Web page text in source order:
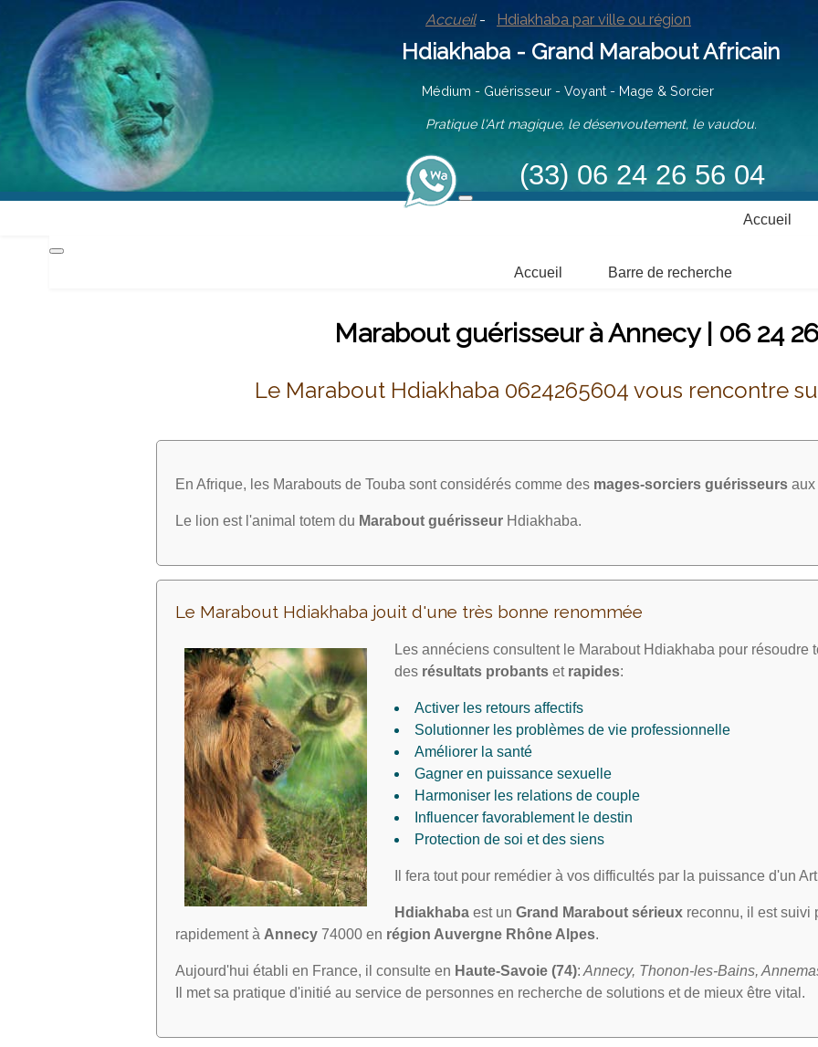
Accueil - Hdiakhaba par ville ou région
Hdiakhaba - Grand Marabout Africain
Médium - Guérisseur - Voyant - Mage & Sorcier
Pratique l'Art magique, le désenvoutement, le vaudou.
(33) 06 24 26 56 04
Accueil
Accueil Barre de recherche
Marabout guérisseur à Annecy | 06 24
Le Marabout Hdiakhaba 0624265604 vous rencontre
En Afrique, les Marabouts de Touba sont considérés comme des mages-sorciers guérisseurs aux
Le lion est l'animal totem du Marabout guérisseur Hdiakhaba.
Le Marabout Hdiakhaba jouit d'une très bonne renommée
Les annéciens consultent le Marabout Hdiakhaba pour résoudre
des résultats probants et rapides:
Activer les retours affectifs
Solutionner les problèmes de vie professionnelle
Améliorer la santé
Gagner en puissance sexuelle
Harmoniser les relations de couple
Influencer favorablement le destin
Protection de soi et des siens
Il fera tout pour remédier à vos difficultés par la puissance d'un
Hdiakhaba est un Grand Marabout sérieux reconnu, il est suivi
rapidement à Annecy 74000 en région Auvergne Rhône Alpes.
Aujourd'hui établi en France, il consulte en Haute-Savoie (74): Annecy, Thonon-les-Bains,
Il met sa pratique d'initié au service de personnes en recherche de solutions et de mieux être vital.